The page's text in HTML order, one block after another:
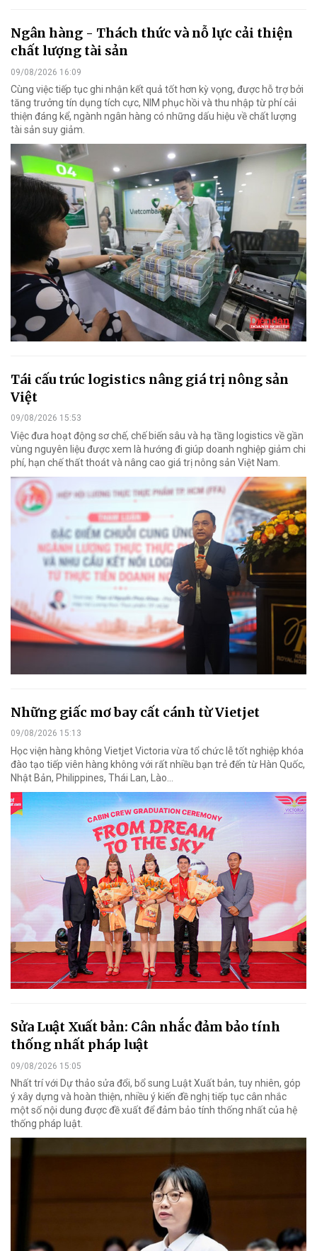
Ngân hàng - Thách thức và nỗ lực cải thiện
chất lượng tài sản
09/08/2026 16:09
Cùng việc tiếp tục ghi nhận kết quả tốt hơn kỳ vọng, được hỗ trợ bởi
tăng trưởng tín dụng tích cực, NIM phục hồi và thu nhập từ phí cải
thiện đáng kể, ngành ngân hàng có những dấu hiệu về chất lượng
tài sản suy giảm.
Tái cấu trúc logistics nâng giá trị nông sản
Việt
09/08/2026 15:53
Việc đưa hoạt động sơ chế, chế biến sâu và hạ tầng logistics về gần
vùng nguyên liệu được xem là hướng đi giúp doanh nghiệp giảm chi
phí, hạn chế thất thoát và nâng cao giá trị nông sản Việt Nam.
Những giấc mơ bay cất cánh từ Vietjet
09/08/2026 15:13
Học viện hàng không Vietjet Victoria vừa tổ chức lễ tốt nghiệp khóa
đào tạo tiếp viên hàng không với rất nhiều bạn trẻ đến từ Hàn Quốc,
Nhật Bản, Philippines, Thái Lan, Lào…
Sửa Luật Xuất bản: Cân nhắc đảm bảo tính
thống nhất pháp luật
09/08/2026 15:05
Nhất trí với Dự thảo sửa đổi, bổ sung Luật Xuất bản, tuy nhiên, góp
ý xây dựng và hoàn thiện, nhiều ý kiến đề nghị tiếp tục cân nhắc
một số nội dung được đề xuất để đảm bảo tính thống nhất của hệ
thống pháp luật.